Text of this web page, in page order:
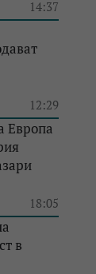
14:37
12:29
Европа
18:05
в